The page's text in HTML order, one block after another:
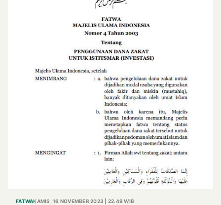
FATWAKAMIS, 16 NOVEMBER 2023 | 22.49 WIB